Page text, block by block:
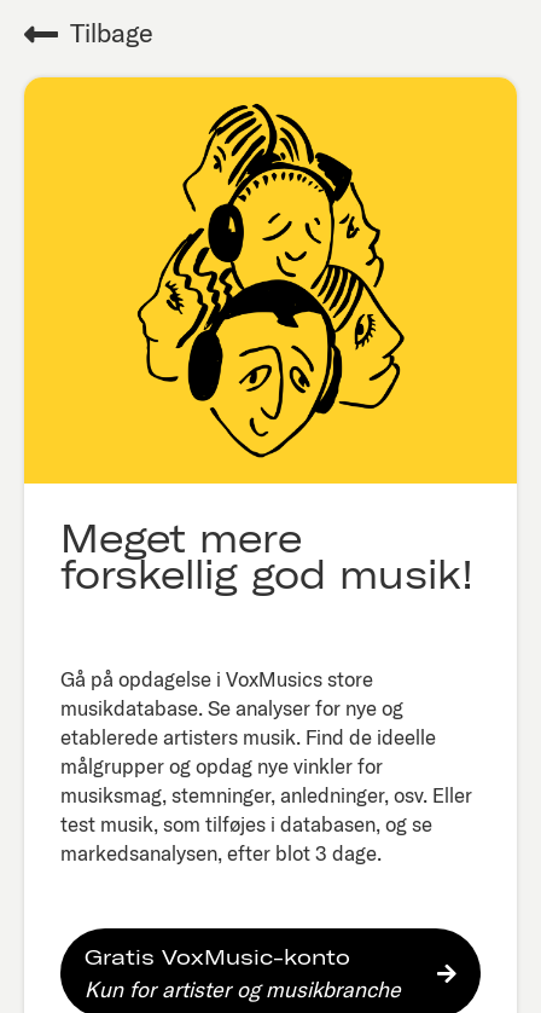
Tilbage
Meget mere
forskellig god musik!
Gå på opdagelse i VoxMusics store
musikdatabase. Se analyser for nye og
etablerede artisters musik. Find de ideelle
målgrupper og opdag nye vinkler for
musiksmag, stemninger, anledninger, osv. Eller
test musik, som tilføjes i databasen, og se
markedsanalysen, efter blot 3 dage.​
Gratis VoxMusic-konto
Kun for artister og musikbranche